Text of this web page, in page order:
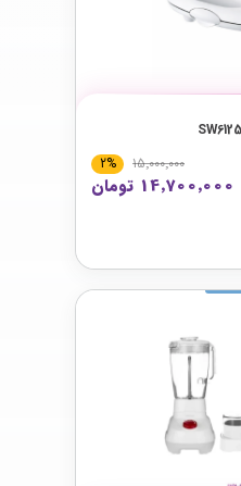
15٬000٬000
2%
14٬700٬000 تومان